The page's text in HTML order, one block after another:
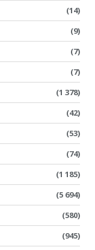
(14)
(9)
(7)
(7)
(1 378)
(42)
(53)
(74)
(1 185)
(5 694)
(580)
(945)